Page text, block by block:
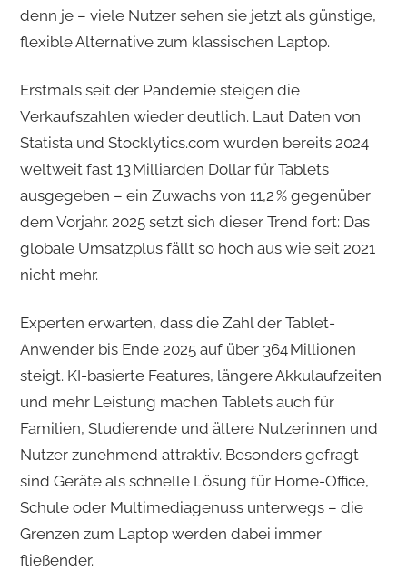
denn je – viele Nutzer sehen sie jetzt als günstige,
flexible Alternative zum klassischen Laptop.
Erstmals seit der Pandemie steigen die
Verkaufszahlen wieder deutlich. Laut Daten von
Statista und Stocklytics.com wurden bereits 2024
weltweit fast 13 Milliarden Dollar für Tablets
ausgegeben – ein Zuwachs von 11,2 % gegenüber
dem Vorjahr. 2025 setzt sich dieser Trend fort: Das
globale Umsatzplus fällt so hoch aus wie seit 2021
nicht mehr.
Experten erwarten, dass die Zahl der Tablet-
Anwender bis Ende 2025 auf über 364 Millionen
steigt. KI-basierte Features, längere Akkulaufzeiten
und mehr Leistung machen Tablets auch für
Familien, Studierende und ältere Nutzerinnen und
Nutzer zunehmend attraktiv. Besonders gefragt
sind Geräte als schnelle Lösung für Home-Office,
Schule oder Multimediagenuss unterwegs – die
Grenzen zum Laptop werden dabei immer
fließender.